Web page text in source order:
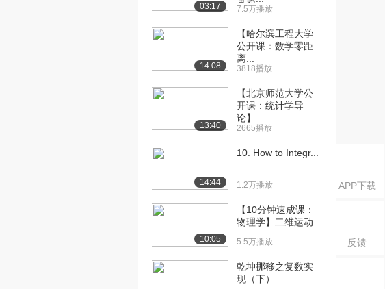
APP下载
反馈
（上）
[17] VZ3.12-单位阶跃序列
05:02
[18] VZ3.13-单位脉冲响应
的定义和...
07:18
[19] VZ3.13-单位脉冲响应
的定义和...
796播放
07:26
[20] VZ3.14-单位阶跃响应
07:58
[21] VZ3.15-单位阶跃响应
07:48
03:17 7.5万播放
14:08
【哈尔滨工程大学
公开课：数学零距
离...
3818播放
13:40
【北京师范大学公
开课：统计学导
论】...
2665播放
14:44
10. How to Integr...
1.2万播放
10:05
【10分钟速成课：
物理学】二维运动
5.5万播放
乾坤挪移之复数实
现（下）